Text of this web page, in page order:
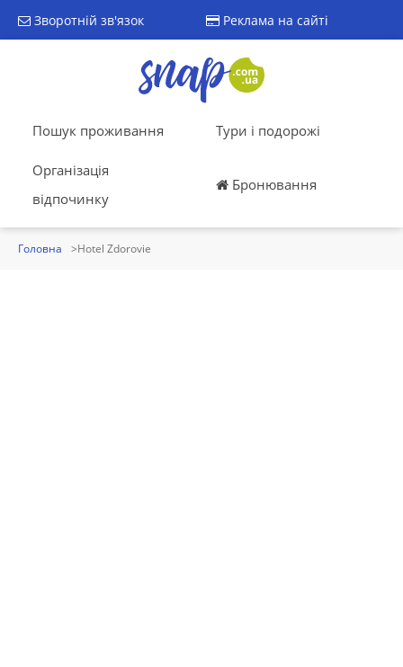
Зворотній зв'язок Реклама на сайті
Пошук проживання Тури і подорожі
Організація
відпочинку
Бронювання
Головна Hotel Zdorovie